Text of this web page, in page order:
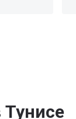
Тунисе